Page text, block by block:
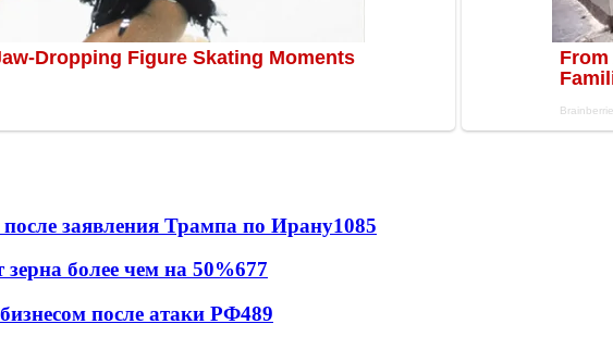
заявления Трампа по Ирану1085
более чем на 50%677
после атаки РФ489